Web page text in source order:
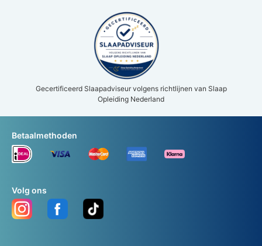
Gecertificeerd Slaapadviseur volgens richtlijnen van Slaap
Opleiding Nederland
Volg ons
Betaalmethoden